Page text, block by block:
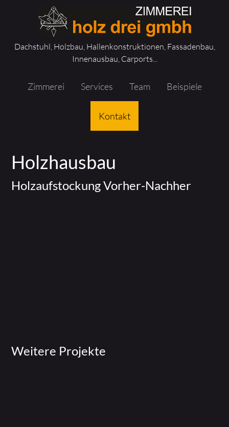
Hauptnavigation
Dachstuhl, Holzbau, Hallenkonstruktionen, Fassadenbau,
Innenausbau, Carports...
Zimmerei Services Team Beispiele
Kontakt
Holzhausbau
Holzaufstockung Vorher-Nachher
Weitere Projekte